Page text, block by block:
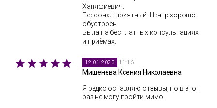
Ханяфиевич.
Персонал приятный. Центр хорошо
обустроен.
Была на бесплатных консультациях
и приёмах.
12.01.2023 11:16
Мишенева Ксения Николаевна
Я редко оставляю отзывы, но в этот
раз не могу пройти мимо.